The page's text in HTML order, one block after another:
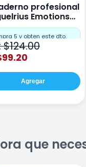
profesional
Emotions
80 hojas Purpura
5 y obten este dto.
$124.00
Agregar
que